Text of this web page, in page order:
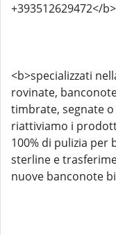
+393512629472</b>
<b>specializzati
rovinate,
timbrate, segnate
riattiviamo i
100% di pulizia per
sterline e
nuove banconote